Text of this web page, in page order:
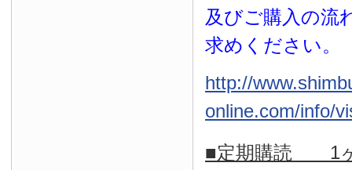
及びご購入の流
求めください。
http://
online.com/info/
■定期購読 1ヶ